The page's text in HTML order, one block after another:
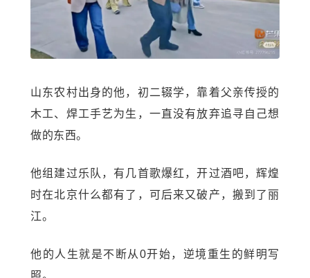
山东农村出身的他，初二辍学，靠着父亲传授的
木工、焊工手艺为生，一直没有放弃追寻自己想
做的东西。
他组建过乐队，有几首歌爆红，开过酒吧，辉煌
时在北京什么都有了，可后来又破产，搬到了丽
江。
他的人生就是不断从0开始，逆境重生的鲜明写